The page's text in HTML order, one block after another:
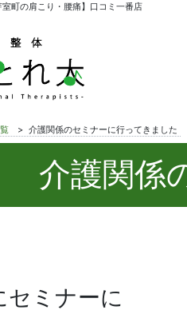
町の肩こり・腰痛】口コミ一番店
> 介護関係のセミナーに行ってきました
介護関係
セミナーに